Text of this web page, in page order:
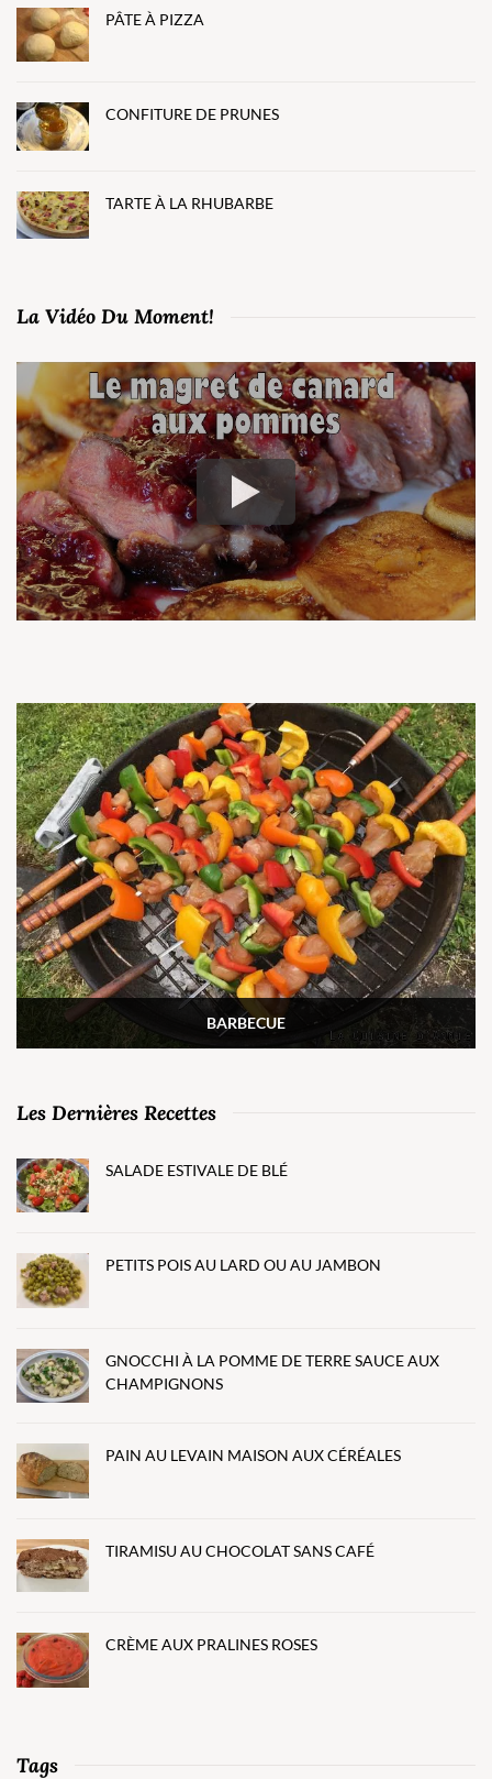
PÂTE À PIZZA
CONFITURE DE PRUNES
TARTE À LA RHUBARBE
La Vidéo Du Moment!
BARBECUE
Les Dernières Recettes
SALADE ESTIVALE DE BLÉ
PETITS POIS AU LARD OU AU JAMBON
GNOCCHI À LA POMME DE TERRE SAUCE AUX
CHAMPIGNONS
PAIN AU LEVAIN MAISON AUX CÉRÉALES
TIRAMISU AU CHOCOLAT SANS CAFÉ
CRÈME AUX PRALINES ROSES
Tags